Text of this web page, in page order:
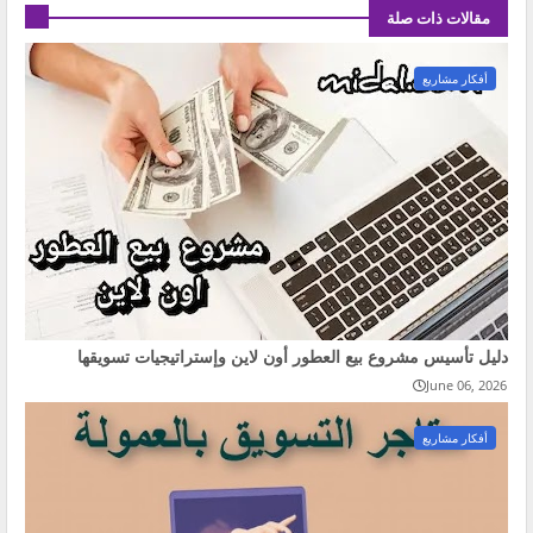
مقالات ذات صلة
أفكار مشاريع
دليل تأسيس مشروع بيع العطور أون لاين وإستراتيجيات تسويقها
June 06, 2026
أفكار مشاريع